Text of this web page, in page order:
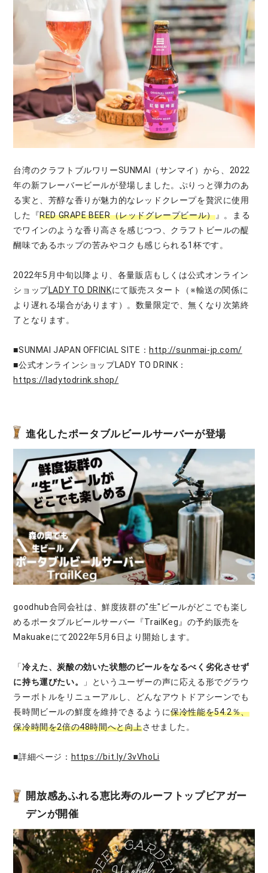
台湾のクラフトブルワリーSUNMAI（サンマイ）から、2022
年の新フレーバービールが登場しました。ぷりっと弾力のあ
る実と、芳醇な香りが魅力的なレッドクレープを贅沢に使用
した『RED GRAPE BEER（レッドグレープビール）』。まる
でワインのような香り高さを感じつつ、クラフトビールの醍
醐味であるホップの苦みやコクも感じられる1杯です。
2022年5月中旬以降より、各量販店もしくは公式オンライン
ショップLADY TO DRINKにて販売スタート（※輸送の関係に
より遅れる場合があります）。数量限定で、無くなり次第終
了となります。
■SUNMAI JAPAN OFFICIAL SITE： http://sunmai-jp.com/
■公式オンラインショップLADY TO DRINK：
https://ladytodrink.shop/
進化したポータブルビールサーバーが登場
goodhub合同会社は、鮮度抜群の"生"ビールがどこでも楽し
めるポータブルビールサーバー『TrailKeg』の予約販売を
Makuakeにて2022年5月6日より開始します。
「冷えた、炭酸の効いた状態のビールをなるべく劣化させず
に持ち運びたい。
」というユーザーの声に応える形でグラウ
ラーボトルをリニューアルし、どんなアウトドアシーンでも
長時間ビールの鮮度を維持できるように保冷性能を54.2％、
保冷時間を2倍の48時間へと向上させました。
■詳細ページ： https://bit.ly/3vVhoLi
開放感あふれる恵比寿のルーフトップビアガー
デンが開催